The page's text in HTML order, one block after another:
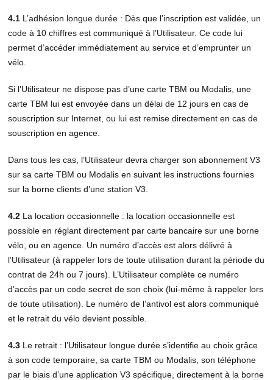
4.1 L’adhésion longue durée : Dès que l’inscription est validée, un
code à 10 chiffres est communiqué à l’Utilisateur. Ce code lui
permet d’accéder immédiatement au service et d’emprunter un
vélo.
Si l’Utilisateur ne dispose pas d’une carte TBM ou Modalis, une
carte TBM lui est envoyée dans un délai de 12 jours en cas de
souscription sur Internet, ou lui est remise directement en cas de
souscription en agence.
Dans tous les cas, l’Utilisateur devra charger son abonnement V3
sur sa carte TBM ou Modalis en suivant les instructions fournies
sur la borne clients d’une station V3.
4.2 La location occasionnelle : la location occasionnelle est
possible en réglant directement par carte bancaire sur une borne
vélo, ou en agence. Un numéro d’accès est alors délivré à
l’Utilisateur (à rappeler lors de toute utilisation durant la période du
contrat de 24h ou 7 jours). L’Utilisateur complète ce numéro
d’accès par un code secret de son choix (lui-même à rappeler lors
de toute utilisation). Le numéro de l’antivol est alors communiqué
et le retrait du vélo devient possible.
4.3 Le retrait : l’Utilisateur longue durée s’identifie au choix grâce
à son code temporaire, sa carte TBM ou Modalis, son téléphone
par le biais d’une application V3 spécifique, directement à la borne